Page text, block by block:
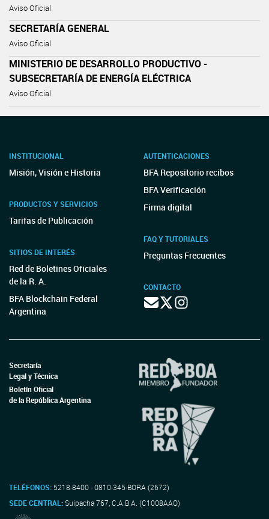
Aviso Oficial
SECRETARÍA GENERAL
Aviso Oficial
MINISTERIO DE DESARROLLO PRODUCTIVO -
SUBSECRETARÍA DE ENERGÍA ELÉCTRICA
Aviso Oficial
INSTITUCIONAL
Misión, Visión e Historia
PRODUCTOS Y SERVICIOS
Tarifas de Publicación
SITIOS DE INTERÉS
Red de Boletines Oficiales
de la R. A.
BFA Blockchain Federal
Argentina
AUTENTICACIONES
BFA Repositorio recibos
BFA Verificación
Firma digital
FAQ Y TUTORIALES
Preguntas Frecuentes
CONTACTO
Secretaría
Legal y Técnica
Boletín Oficial
de la República Argentina
TELÉFONOS: 5218-8400 - 0810-345-BORA (2672)
SEDE CENTRAL:Suipacha 767, C.A.B.A. (C1008AAO)